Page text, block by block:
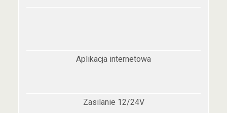
Aplikacja internetowa
Zasilanie 12/24V